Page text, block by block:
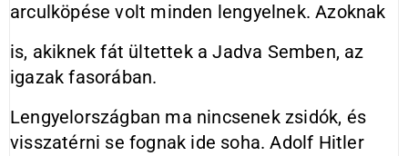
arculköpése volt minden lengyelnek. Azoknak
is, akiknek fát ültettek a Jadva Semben, az
igazak fasorában.
Lengyelországban ma nincsenek zsidók, és
visszatérni se fognak ide soha. Adolf Hitler